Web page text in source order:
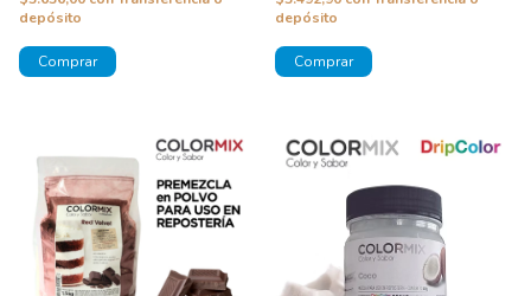
depósito
depósito